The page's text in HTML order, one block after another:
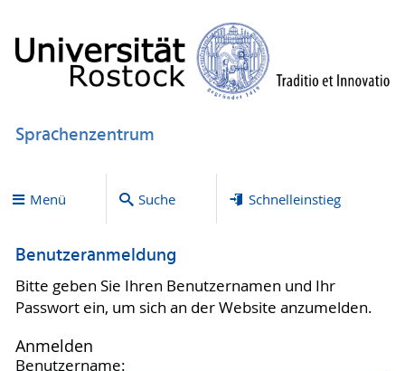
Sprachenzentrum
Menü Suche Schnelleinstieg
Benutzeranmeldung
Bitte geben Sie Ihren Benutzernamen und Ihr
Passwort ein, um sich an der Website anzumelden.
Anmelden
Benutzername: